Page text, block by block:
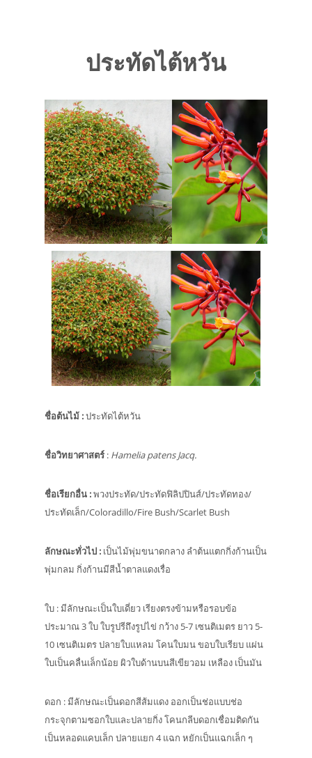
ประทัดไต้หวัน
ชื่อต้นไม้ :ประทัดไต้หวัน
ชื่อวิทยาศาสตร์ : Hamelia patens Jacq.
ชื่อเรียกอื่น :พวงประทัด/ประทัดฟิลิปปินส์/ประทัดทอง/
ประทัดเล็ก/Coloradillo/Fire Bush/Scarlet Bush
ลักษณะทั่วไป : เป็นไม้พุ่มขนาดกลาง ลำต้นแตกกิ่งก้านเป็น
พุ่มกลม กิ่งก้านมีสีน้ำตาลแดงเรื่อ
ใบ : มีลักษณะเป็นใบเดี่ยว เรียงตรงข้ามหรือรอบข้อ
ประมาณ 3 ใบ ใบรูปรีถึงรูปไข่ กว้าง 5-7 เซนติเมตร ยาว 5-
10 เซนติเมตร ปลายใบแหลม โคนใบมน ขอบใบเรียบ แผ่น
ใบเป็นคลื่นเล็กน้อย ผิวใบด้านบนสีเขียวอม เหลือง เป็นมัน
ดอก : มีลักษณะเป็นดอกสีส้มแดง ออกเป็นช่อแบบช่อ
กระจุกตามซอกใบและปลายกิ่ง โคนกลีบดอกเชื่อมติดกัน
เป็นหลอดแคบเล็ก ปลายแยก 4 แฉก หยักเป็นแฉกเล็ก ๆ